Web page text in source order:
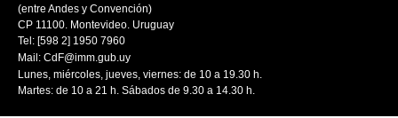
(entre Andes y Convención)
CP 11100. Montevideo. Uruguay
Tel: [598 2] 1950 7960
Mail: CdF@imm.gub.uy
Lunes, miércoles, jueves, viernes: de 10 a 19.30 h.
Martes: de 10 a 21 h. Sábados de 9.30 a 14.30 h.